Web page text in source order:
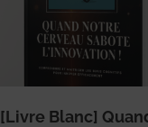
[Livre Blanc]